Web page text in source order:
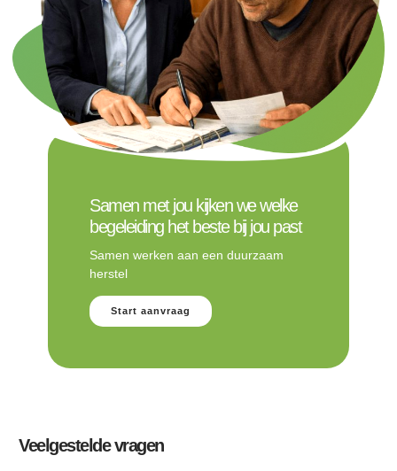
Samen met jou kijken we welke
begeleiding het beste bij jou past
Samen werken aan een duurzaam
herstel
Start aanvraag
Veelgestelde vragen